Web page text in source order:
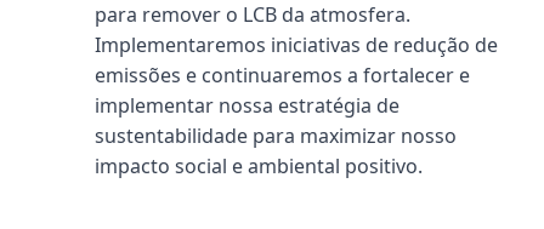
para remover o LCB da atmosfera.
Implementaremos iniciativas de redução de
emissões e continuaremos a fortalecer e
implementar nossa estratégia de
sustentabilidade para maximizar nosso
impacto social e ambiental positivo.